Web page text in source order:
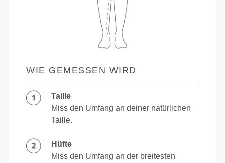
WIE GEMESSEN WIRD
Taille
Miss den Umfang an deiner natürlichen
Taille.
Hüfte
Miss den Umfang an der breitesten